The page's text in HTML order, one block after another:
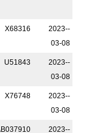
X68316
2023-­
03-08
U51843
2023-­
03-08
X76748
2023-­
03-08
2023-­